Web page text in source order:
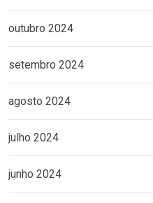
outubro 2024
setembro 2024
agosto 2024
julho 2024
junho 2024